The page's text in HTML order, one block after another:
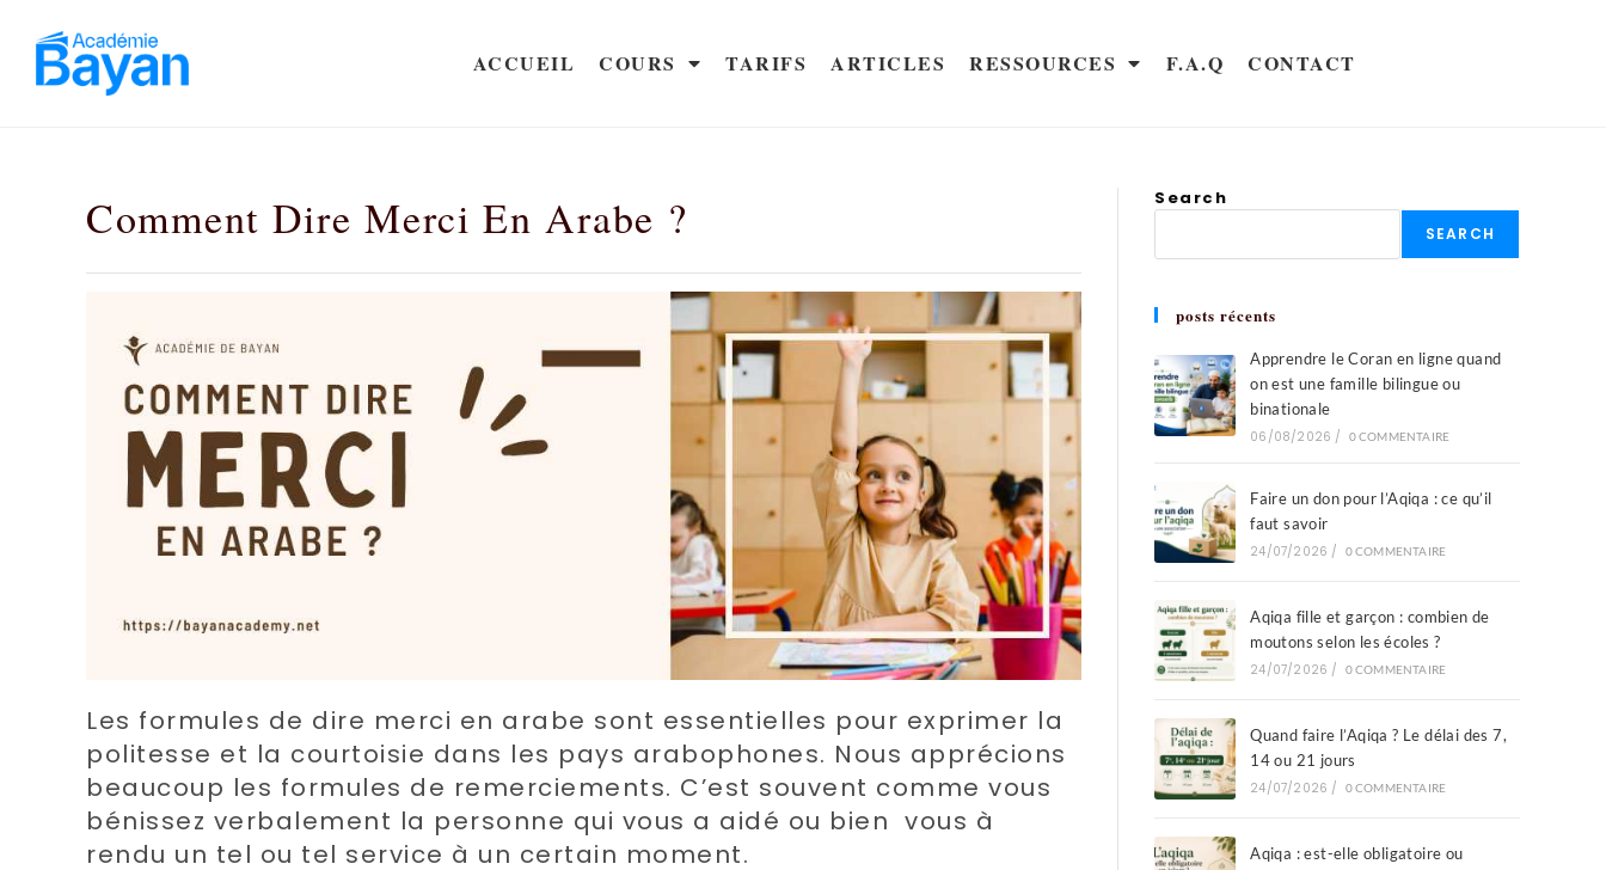
ACCUEIL COURS TARIFS ARTICLES RESSOURCES F.A.Q CONTACT
Comment Dire Merci En Arabe ?
Les formules de dire merci en arabe sont essentielles pour exprimer la
politesse et la courtoisie dans les pays arabophones. Nous apprécions
beaucoup les formules de remerciements. C’est souvent comme vous
bénissez verbalement la personne qui vous a aidé ou bien vous à
rendu un tel ou tel service à un certain moment.
Search
SEARCH
posts récents
Apprendre le Coran en ligne quand
on est une famille bilingue ou
binationale
06/08/2026 / 0 COMMENTAIRE
Faire un don pour l’Aqiqa : ce qu’il
faut savoir
24/07/2026 / 0 COMMENTAIRE
Aqiqa fille et garçon : combien de
moutons selon les écoles ?
24/07/2026 / 0 COMMENTAIRE
Quand faire l’Aqiqa ? Le délai des 7,
14 ou 21 jours
24/07/2026 / 0 COMMENTAIRE
Aqiqa : est-elle obligatoire ou